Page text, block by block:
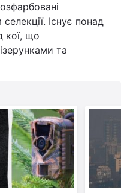
Існує понад
кої, що
та